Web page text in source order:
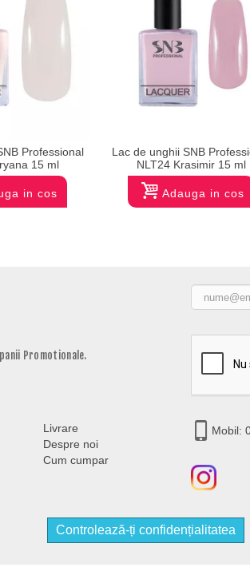
Professional
15 ml
in cos
Lac de unghii SNB
NLT24 Krasimir 15 ml
Adauga in cos
Promotionale.
Livrare
Despre noi
Cum cumpar
Mobil:
Controlează-ți confidențialitatea